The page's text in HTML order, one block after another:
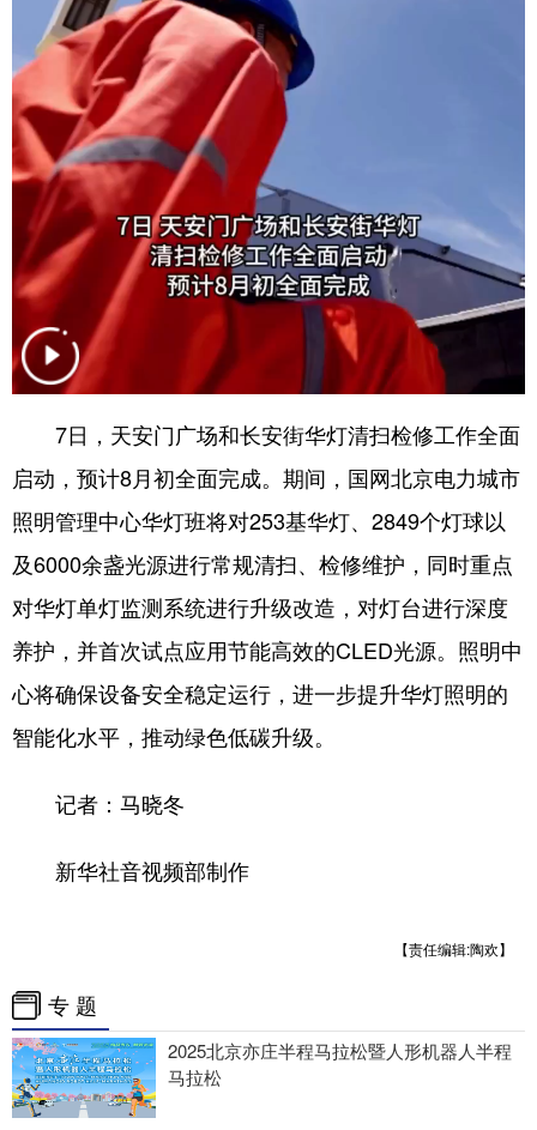
悦读 公益
亚太网 上市公司 投教基地
地方频道
北京 天津 河北
辽宁 吉林 上海 江苏
安徽 福建 江西
山东 河南 湖南
四川 西藏
陕西 甘肃 青海 宁夏
新疆 内蒙古 黑龙江
多语种频道
English Español Français عربى
Deutsch Português
7日，天安门广场和长安街华灯清扫检修工作全面
启动，预计8月初全面完成。期间，国网北京电力城市
照明管理中心华灯班将对253基华灯、2849个灯球以
及6000余盏光源进行常规清扫、检修维护，同时重点
对华灯单灯监测系统进行升级改造，对灯台进行深度
养护，并首次试点应用节能高效的CLED光源。照明中
心将确保设备安全稳定运行，进一步提升华灯照明的
智能化水平，推动绿色低碳升级。
记者：马晓冬
新华社音视频部制作
【责任编辑:陶欢】
专 题
2025北京亦庄半程马拉松暨人形机器人半程
马拉松